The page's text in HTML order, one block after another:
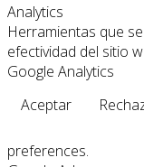
Analytics
Herramientas que
efectividad del sitio
Google Analytics
Aceptar
preferences.